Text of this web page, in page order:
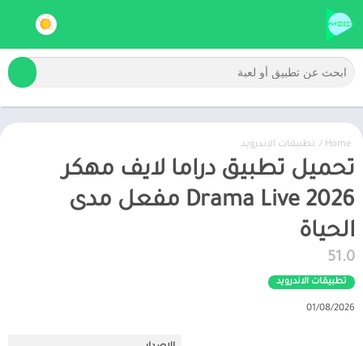
Home
/ تطبيقات الاندرويد
تحميل تطبيق دراما لايف مهكر
2026 Drama Live مفعل مدى
الحياة
51.0
تطبيقات الاندرويد
01/08/2026